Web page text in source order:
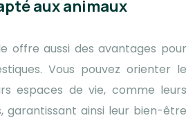
aux animaux
offre aussi des avantages pour
Vous pouvez orienter le
espaces de vie, comme leurs
garantissant ainsi leur bien-être